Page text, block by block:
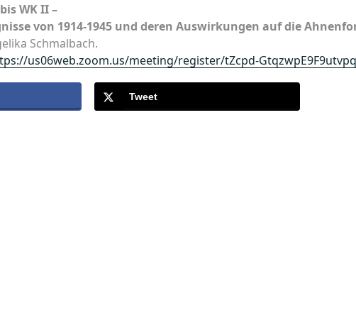
WK II –
von 1914-1945 und deren Auswirkungen auf die
Schmalbach.
us06web.zoom.us/meeting/register/tZcpd-
Tweet